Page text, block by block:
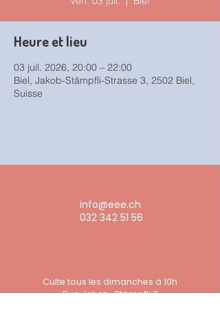
Heure et lieu
03 juil. 2026, 20:00 – 22:00
Biel, Jakob-Stämpfli-Strasse 3, 2502 Biel,
Suisse
info@eee.ch
032 342 51 56
Culte tous les dimanches à 10h
Rue Jakob-Stämpfli 3